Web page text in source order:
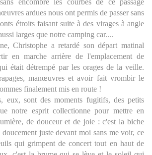
encombre les courbes de ce passage
ardues nous ont permis de passer sans
étroits faisant suite à des virages à angle
larges que notre camping car....
Christophe a retardé son départ matinal
en marche arrière de l'emplacement de
était détrempé par les orages de la veille.
manœuvres et avoir fait vrombir le
finalement mis en route !
eux, sont des moments fugitifs, des petits
notre esprit collectionne pour mettre en
de douceur et de joie : c'est la biche
juste devant moi sans me voir, ce
qui grimpent de concert tout en haut de